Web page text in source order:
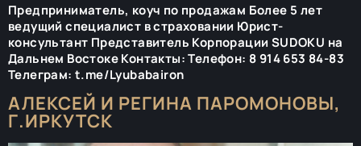
Предприниматель, коуч по продажам Более 5 лет
ведущий специалист в страховании Юрист-
консультант Представитель Корпорации SUDOKU на
Дальнем Востоке Контакты: Телефон: 8 914 653 84-83
Телеграм: t.me/Lyubabairon
АЛЕКСЕЙ И РЕГИНА ПАРОМОНОВЫ,
Г.ИРКУТСК